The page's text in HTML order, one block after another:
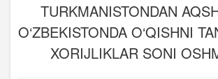
TURKMANISTONDAN
O‘ZBEKISTONDA O‘QISHNI
XORIJLIKLAR SONI